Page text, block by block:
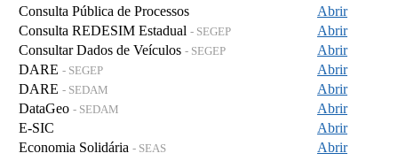
Consulta Pública de Processos
Abrir
Consulta REDESIM Estadual - SEGEP
Abrir
Consultar Dados de Veículos - SEGEP
Abrir
DARE - SEGEP
Abrir
DARE - SEDAM
Abrir
DataGeo - SEDAM
Abrir
E-SIC
Abrir
Economia Solidária - SEAS
Abrir